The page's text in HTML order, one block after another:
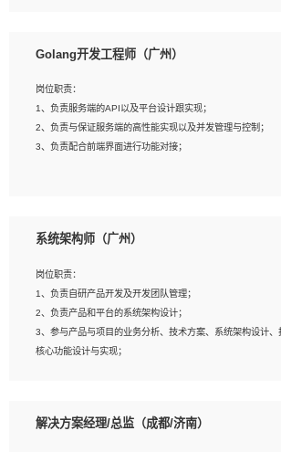
2、熟悉PostgreSQL、redis、MongoDB、ElasticSearch等
4、熟悉Hadoop、HBASE、Spark等大数据平台优先。
5、熟悉linux或任意一种unix操作系统，如有较强操作系统侧
6、具备丰富的项目实施经验，较强的自我学习能力。
Golang开发工程师（广州）
岗位职责：
1、负责服务端的API以及平台设计跟实现；
2、负责与保证服务端的高性能实现以及并发管理与控制；
3、负责配合前端界面进行功能对接；
2、1年以上Golang开发工作经验，能独立完成相应项目开发
与实现，熟悉常用开源框架及设计模式；
4、熟悉Golang、连接池、消息队列等组件使用、熟悉后端
跟工具使用；
5、对技术有激情，喜欢钻研，能快速接受和掌握新技术，
强，良好的沟通表达能力和团队协作能力。
系统架构师（广州）
岗位职责：
1、负责自研产品开发及开发团队管理；
2、负责产品和平台的系统架构设计；
3、参与产品与项目的业务分析、技术方案、系统架构设计、
核心功能设计与实现；
解决方案经理/总监（成都/济南）